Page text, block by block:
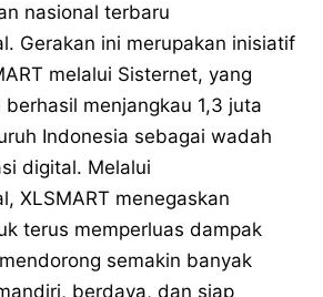
nasional terbaru
Gerakan ini merupakan inisiatif
melalui Sisternet, yang
menjangkau 1,3 juta
Indonesia sebagai wadah
digital. Melalui
XLSMART menegaskan
terus memperluas dampak
semakin banyak
berdaya, dan siap